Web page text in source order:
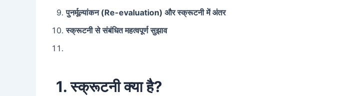
पुनर्मूल्यांकन (Re-evaluation) और स्क्रूटनी में अंतर
स्क्रूटनी से संबंधित महत्वपूर्ण सुझाव
1. स्क्रूटनी क्या है?